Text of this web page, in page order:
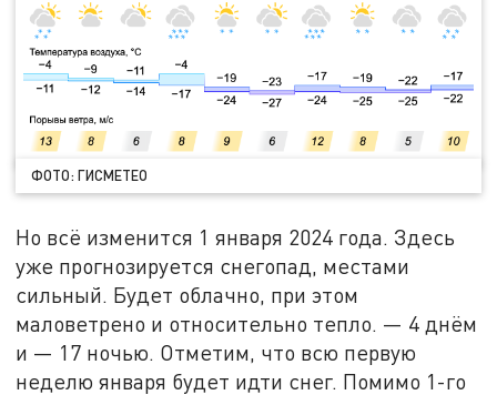
ФОТО: ГИСМЕТЕО
Но всё изменится 1 января 2024 года. Здесь
уже прогнозируется снегопад, местами
сильный. Будет облачно, при этом
маловетрено и относительно тепло. — 4 днём
и — 17 ночью. Отметим, что всю первую
неделю января будет идти снег. Помимо 1-го